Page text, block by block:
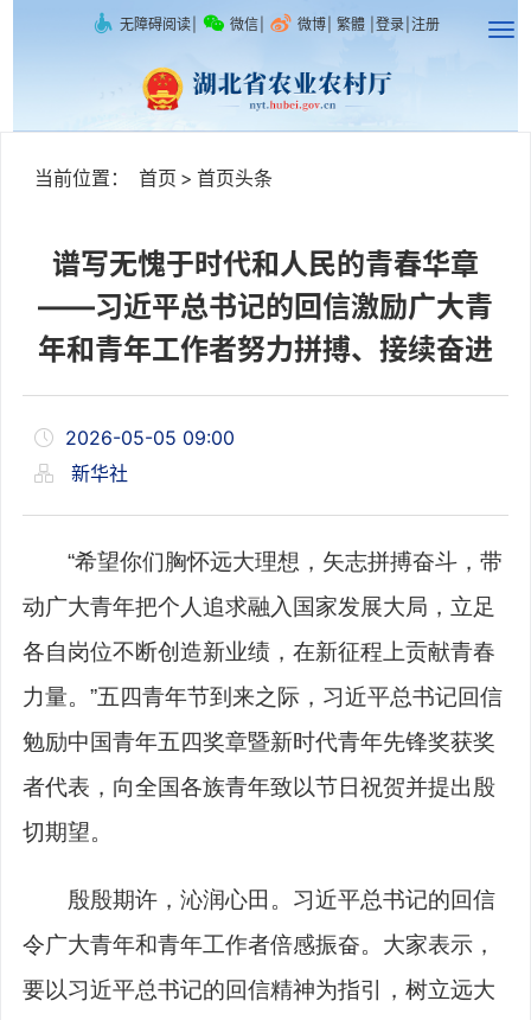
无障碍阅读 微信 微博 繁體 登录 注册
当前位置： 首页 > 首页头条
谱写无愧于时代和人民的青春华章
——习近平总书记的回信激励广大青
年和青年工作者努力拼搏、接续奋进
2026-05-05 09:00
新华社
“希望你们胸怀远大理想，矢志拼搏奋斗，带
动广大青年把个人追求融入国家发展大局，立足
各自岗位不断创造新业绩，在新征程上贡献青春
力量。”五四青年节到来之际，习近平总书记回信
勉励中国青年五四奖章暨新时代青年先锋奖获奖
者代表，向全国各族青年致以节日祝贺并提出殷
切期望。
殷殷期许，沁润心田。习近平总书记的回信
令广大青年和青年工作者倍感振奋。大家表示，
要以习近平总书记的回信精神为指引，树立远大